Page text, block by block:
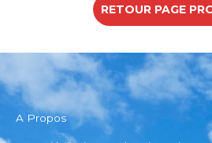
RETOUR PAGE
A Propos